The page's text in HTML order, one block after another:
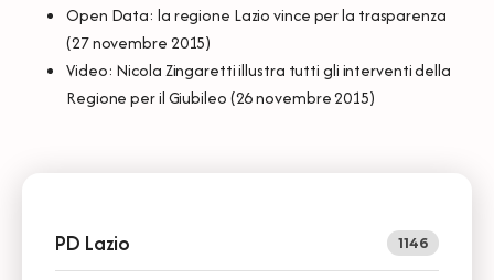
Open Data: la regione Lazio vince per la trasparenza
(27 novembre 2015)
Video: Nicola Zingaretti illustra tutti gli interventi della
Regione per il Giubileo(26 novembre 2015)
PD Lazio 1146